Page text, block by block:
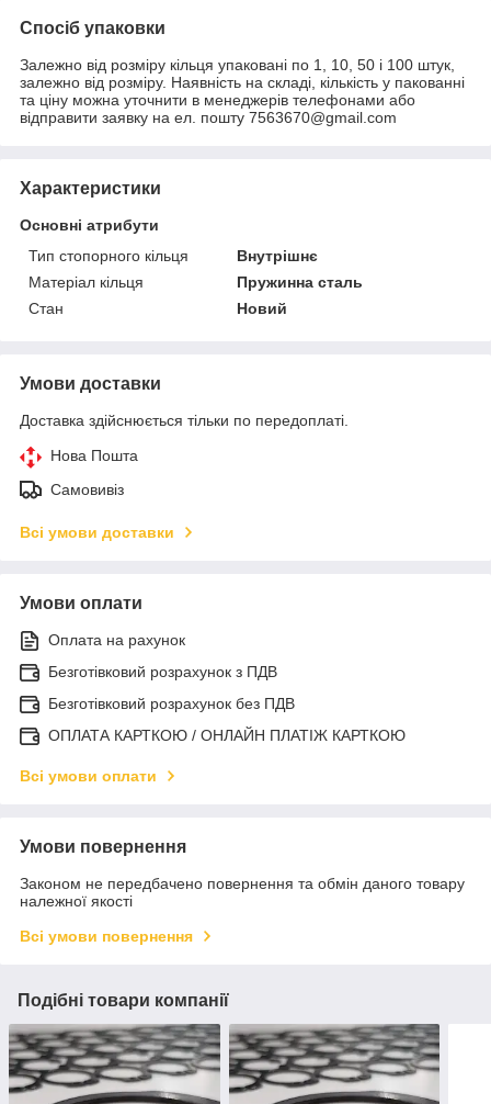
Спосіб упаковки
Залежно від розміру кільця упаковані по 1, 10, 50 і 100 штук,
залежно від розміру. Наявність на складі, кількість у пакованні
та ціну можна уточнити в менеджерів телефонами або
відправити заявку на ел. пошту 7563670@gmail.com
Характеристики
Основні атрибути
Тип стопорного кільця
Внутрішнє
Матеріал кільця
Пружинна сталь
Стан
Новий
Умови доставки
Доставка здійснюється тільки по передоплаті.
Нова Пошта
Самовивіз
Всі умови доставки
Умови оплати
Оплата на рахунок
Безготівковий розрахунок з ПДВ
Безготівковий розрахунок без ПДВ
ОПЛАТА КАРТКОЮ / ОНЛАЙН ПЛАТІЖ КАРТКОЮ
Всі умови оплати
Умови повернення
Законом не передбачено повернення та обмін даного товару
належної якості
Всі умови повернення
Подібні товари компанії